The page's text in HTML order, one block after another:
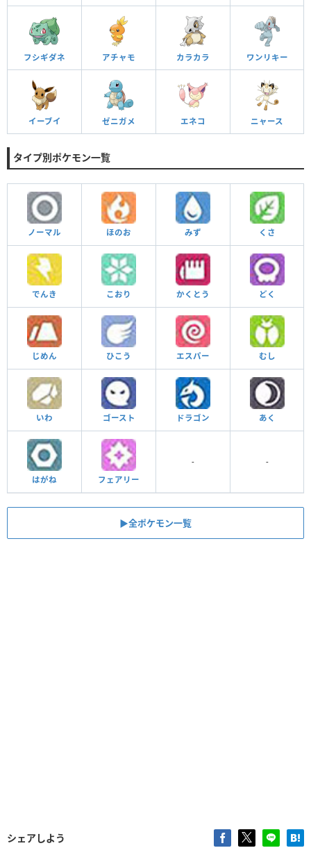
フシギダネ アチャモ カラカラ ワンリキー
イーブイ ゼニガメ エネコ ニャース
タイプ別ポケモン一覧
ノーマル ほのお みず くさ
でんき こおり かくとう どく
じめん ひこう エスパー むし
いわ ゴースト ドラゴン あく
はがね フェアリー
- -
▶︎全ポケモン一覧
シェアしよう